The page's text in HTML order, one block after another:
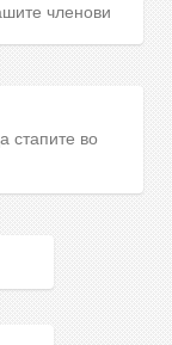
членови
стапите во